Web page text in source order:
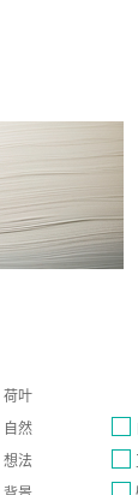
荷叶
自然
想法